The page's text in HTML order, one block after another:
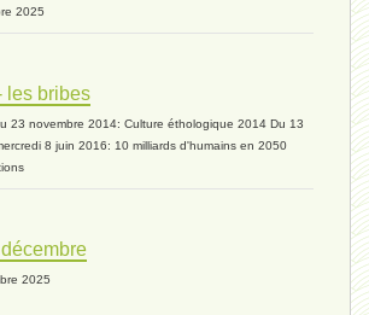
2024*
2025
les bribes
23 novembre 2014: Culture éthologique 2014 Du 13
8 juin 2016: 10 milliards d'humains en 2050
2025